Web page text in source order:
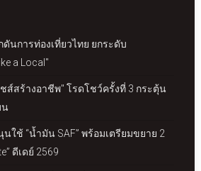
ดันการท่องเที่ยวไทย ยกระดับ
a Local"
ส์สร้างอาชีพ" โรดโชว์ครั้งที่ 3 กระตุ้น
น
นใช้ “น้ำมัน SAF” พร้อมเตรียมขยาย 2
ดีเดย์ 2569